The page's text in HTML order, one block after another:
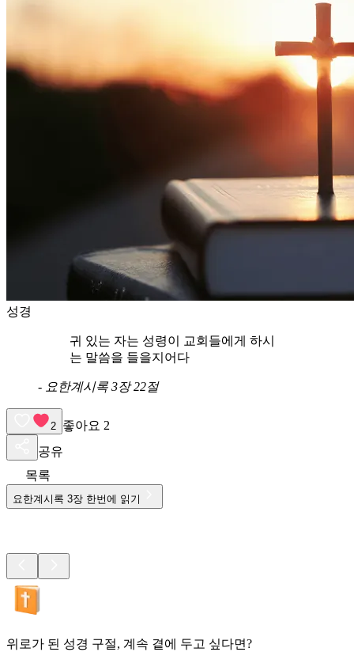
성경
귀 있는 자는 성령이 교회들에게 하시
는 말씀을 들을지어다
- 요한계시록 3장 22절
2 좋아요 2
공유
목록
요한계시록 3장 한번에 읽기
위로가 된 성경 구절, 계속 곁에 두고 싶다면?